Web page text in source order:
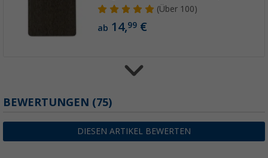
(Über100)
ab 14,99 €
Berger Tischplatte für Beinauflage Dakar &
19,99€
BEWERTUNGEN (75)
DIESEN ARTIKEL BEWERTEN